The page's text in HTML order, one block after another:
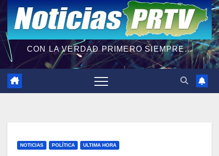
CON LA VERDAD PRIMERO SIEMPRE...
NOTICIAS POLÍTICA ULTIMA HORA